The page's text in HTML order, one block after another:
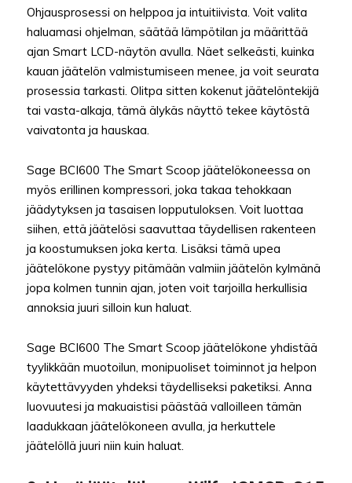
Ohjausprosessi on helppoa ja intuitiivista. Voit valita
haluamasi ohjelman, säätää lämpötilan ja määrittää
ajan Smart LCD-näytön avulla. Näet selkeästi, kuinka
kauan jäätelön valmistumiseen menee, ja voit seurata
prosessia tarkasti. Olitpa sitten kokenut jäätelöntekijä
tai vasta-alkaja, tämä älykäs näyttö tekee käytöstä
vaivatonta ja hauskaa.
Sage BCI600 The Smart Scoop jäätelökoneessa on
myös erillinen kompressori, joka takaa tehokkaan
jäädytyksen ja tasaisen lopputuloksen. Voit luottaa
siihen, että jäätelösi saavuttaa täydellisen rakenteen
ja koostumuksen joka kerta. Lisäksi tämä upea
jäätelökone pystyy pitämään valmiin jäätelön kylmänä
jopa kolmen tunnin ajan, joten voit tarjoilla herkullisia
annoksia juuri silloin kun haluat.
Sage BCI600 The Smart Scoop jäätelökone yhdistää
tyylikkään muotoilun, monipuoliset toiminnot ja helpon
käytettävyyden yhdeksi täydelliseksi paketiksi. Anna
luovuutesi ja makuaistisi päästää valloilleen tämän
laadukkaan jäätelökoneen avulla, ja herkuttele
jäätelöllä juuri niin kuin haluat.